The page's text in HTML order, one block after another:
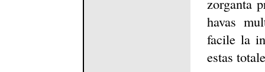
havas
facile la
estas